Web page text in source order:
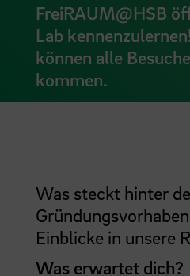
FreiRAUM@HSB
Lab
können alle
kommen.
Was steckt hinter
Einblicke in unsere
Was erwartet dich?